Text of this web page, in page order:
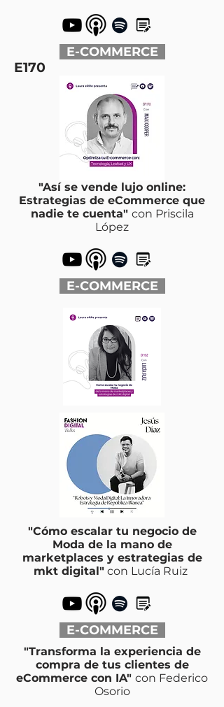
E-COMMERCE
E170
"Así se vende lujo online:
Estrategias de eCommerce que
nadie te cuenta" con Priscila
López
E-COMMERCE
"Cómo escalar tu negocio de
Moda de la mano de
marketplaces y estrategias de
mkt digital" con Lucía Ruiz
E-COMMERCE
"Transforma la experiencia de
compra de tus clientes de
eCommerce con IA" con Federico
Osorio